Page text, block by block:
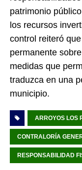
patrimonio
los recursos
control reiteró
permanente
medidas que
traduzca en una
municipio.
ARROYOS LOS
CONTRALORÍA
RESPONSABILIDAD